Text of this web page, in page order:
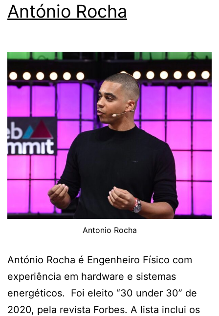
António Rocha
Antonio Rocha
António Rocha é Engenheiro Físico com
experiência em hardware e sistemas
energéticos. Foi eleito “30 under 30” de
2020, pela revista Forbes. A lista inclui os